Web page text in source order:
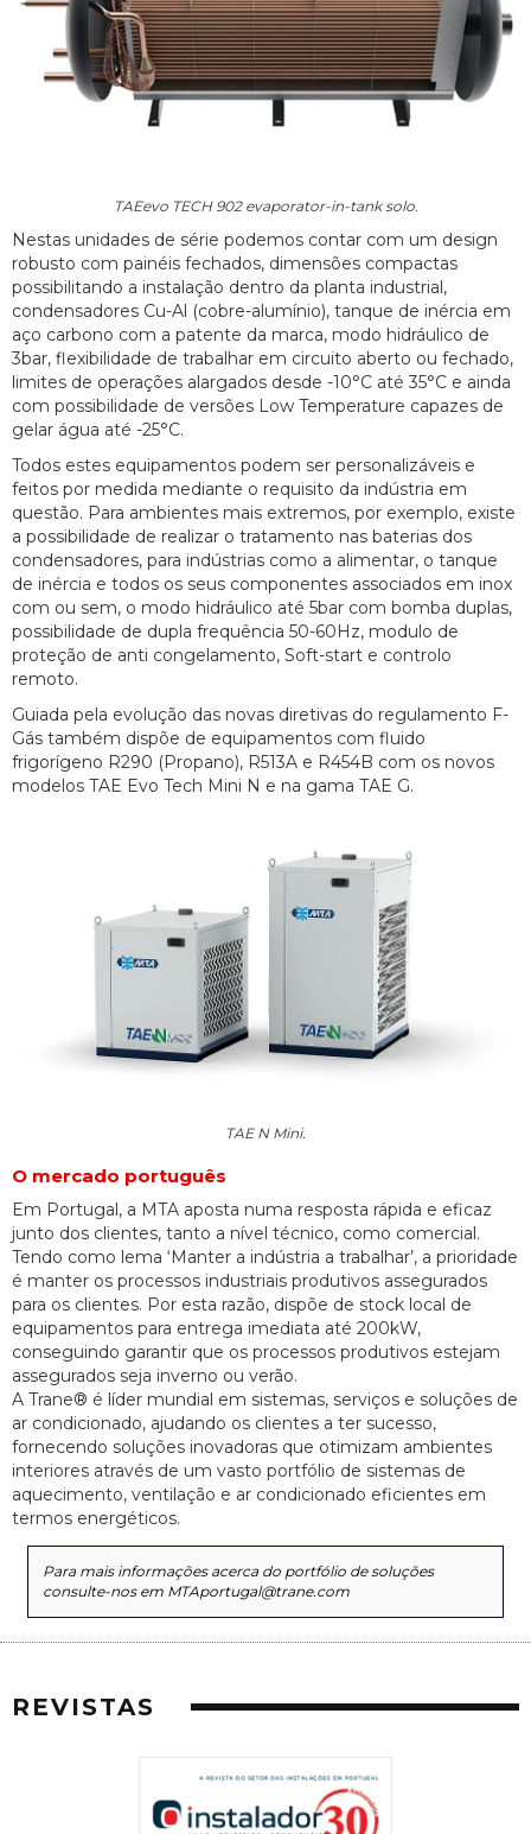
TAEevo TECH 902 evaporator-in-tank solo.
Nestas unidades de série podemos contar com um design
robusto com painéis fechados, dimensões compactas
possibilitando a instalação dentro da planta industrial,
condensadores Cu-Al (cobre-alumínio), tanque de inércia em
aço carbono com a patente da marca, modo hidráulico de
3bar, flexibilidade de trabalhar em circuito aberto ou fechado,
limites de operações alargados desde -10°C até 35°C e ainda
com possibilidade de versões Low Temperature capazes de
gelar água até -25°C.
Todos estes equipamentos podem ser personalizáveis e
feitos por medida mediante o requisito da indústria em
questão. Para ambientes mais extremos, por exemplo, existe
a possibilidade de realizar o tratamento nas baterias dos
condensadores, para indústrias como a alimentar, o tanque
de inércia e todos os seus componentes associados em inox
com ou sem, o modo hidráulico até 5bar com bomba duplas,
possibilidade de dupla frequência 50-60Hz, modulo de
proteção de anti congelamento, Soft-start e controlo
remoto.
Guiada pela evolução das novas diretivas do regulamento F-
Gás também dispõe de equipamentos com fluido
frigorígeno R290 (Propano), R513A e R454B com os novos
modelos TAE Evo Tech Mini N e na gama TAE G.
TAE N Mini.
O mercado português
Em Portugal, a MTA aposta numa resposta rápida e eficaz
junto dos clientes, tanto a nível técnico, como comercial.
Tendo como lema ‘Manter a indústria a trabalhar’, a prioridade
é manter os processos industriais produtivos assegurados
para os clientes. Por esta razão, dispõe de stock local de
equipamentos para entrega imediata até 200kW,
conseguindo garantir que os processos produtivos estejam
assegurados seja inverno ou verão.
A Trane® é líder mundial em sistemas, serviços e soluções de
ar condicionado, ajudando os clientes a ter sucesso,
fornecendo soluções inovadoras que otimizam ambientes
interiores através de um vasto portfólio de sistemas de
aquecimento, ventilação e ar condicionado eficientes em
termos energéticos.
Para mais informações acerca do portfólio de soluções
consulte-nos em MTAportugal@trane.com
REVISTAS